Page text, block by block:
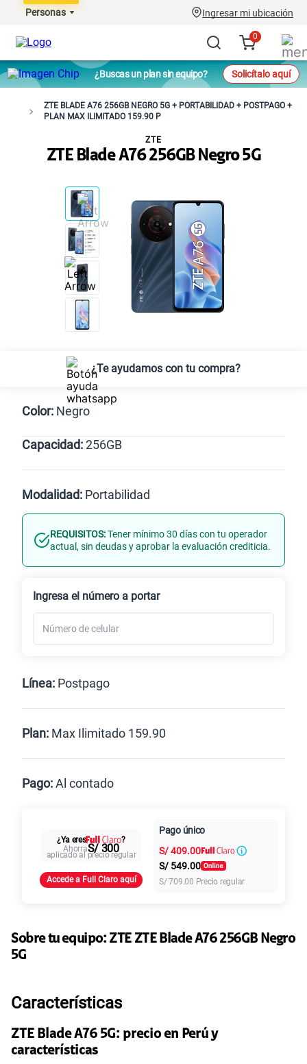
Personas Ingresar mi ubicación
0
¿Buscas un plan sin equipo? Solicítalo aquí
ZTE BLADE A76 256GB NEGRO 5G + PORTABILIDAD + POSTPAGO +
PLAN MAX ILIMITADO 159.90 P
ZTE Blade A76 256GB Negro 5G
ZTE
¿Te ayudamos con tu compra?
Color: Negro
Negro
Capacidad:256GB
256GB
Modalidad: Portabilidad
Línea Nueva Portabilidad
REQUISITOS:Tener mínimo 30 días con tu operador
actual, sin deudas y aprobar la evaluación crediticia.
Ingresa el número a portar
Línea: Postpago
Postpago
Plan: Max Ilimitado 159.90
Paga solo
125GBen alta velocidad
79.90
S/95.90
S/
Pago:Al contado
Al contado Cuotas Claro
intereses
¿Ya eres
?
AhorraS/ 300
aplicado al precio regular
Accede a Full Claro aquí
Pago único
S/409.00
S/ 549.00
S/709.00 Precio regular
Sobre tu equipo: ZTE ZTE Blade A76 256GB Negro
5G
Características
ZTE Blade A76 5G: precio en Perú y
características